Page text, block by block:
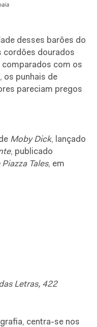
desses barões do
cordões dourados
comparados com os
os punhais de
pareciam pregos
Moby Dick, lançado
, publicado
Piazza Tales, em
Letras, 422
centra-se nos